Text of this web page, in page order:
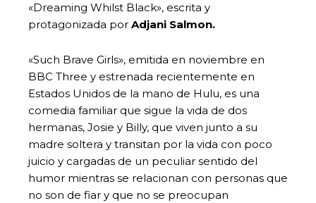
«Dreaming Whilst Black», escrita y
protagonizada por Adjani Salmon.
«Such Brave Girls», emitida en noviembre en
BBC Three y estrenada recientemente en
Estados Unidos de la mano de Hulu, es una
comedia familiar que sigue la vida de dos
hermanas, Josie y Billy, que viven junto a su
madre soltera y transitan por la vida con poco
juicio y cargadas de un peculiar sentido del
humor mientras se relacionan con personas que
no son de fiar y que no se preocupan